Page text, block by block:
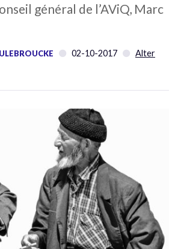
général de l’AViQ, Marc
02-10-2017
Alter